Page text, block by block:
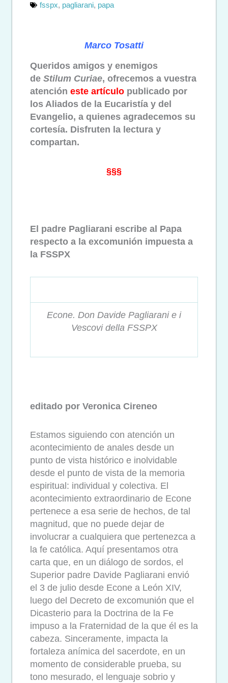
fsspx, pagliarani, papa
Marco Tosatti
Queridos amigos y enemigos
de Stilum Curiae, ofrecemos a vuestra
atención este artículo publicado por
los Aliados de la Eucaristía y del
Evangelio, a quienes agradecemos su
cortesía. Disfruten la lectura y
compartan.
§§§
El padre Pagliarani escribe al Papa
respecto a la excomunión impuesta a
la FSSPX
Econe. Don Davide Pagliarani e i
Vescovi della FSSPX
editado por Veronica Cireneo
Estamos siguiendo con atención un
acontecimiento de anales desde un
punto de vista histórico e inolvidable
desde el punto de vista de la memoria
espiritual: individual y colectiva. El
acontecimiento extraordinario de Econe
pertenece a esa serie de hechos, de tal
magnitud, que no puede dejar de
involucrar a cualquiera que pertenezca a
la fe católica. Aquí presentamos otra
carta que, en un diálogo de sordos, el
Superior padre Davide Pagliarani envió
el 3 de julio desde Econe a León XIV,
luego del Decreto de excomunión que el
Dicasterio para la Doctrina de la Fe
impuso a la Fraternidad de la que él es la
cabeza. Sinceramente, impacta la
fortaleza anímica del sacerdote, en un
momento de considerable prueba, su
tono mesurado, el lenguaje sobrio y